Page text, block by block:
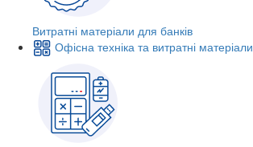
Витратні матеріали для банків
Офісна техніка та витратні матеріали